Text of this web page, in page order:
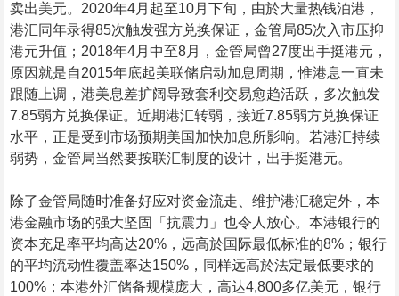
卖出美元。2020年4月起至10月下旬，由於大量热钱泊港，
港汇同年录得85次触发强方兑换保证，金管局85次入市压抑
港元升值；2018年4月中至8月，金管局曾27度出手挺港元，
原因就是自2015年底起美联储启动加息周期，惟港息一直未
跟随上调，港美息差扩阔导致套利交易愈趋活跃，多次触发
7.85弱方兑换保证。近期港汇转弱，接近7.85弱方兑换保证
水平，正是受到市场预期美国加快加息所影响。若港汇持续
弱势，金管局当然要按联汇制度的设计，出手挺港元。
除了金管局随时准备好应对资金流走、维护港汇稳定外，本
港金融市场的强大坚固「抗震力」也令人放心。本港银行的
资本充足率平均高达20%，远高於国际最低标准的8%；银行
的平均流动性覆盖率达150%，同样远高於法定最低要求的
100%；本港外汇储备规模庞大，高达4,800多亿美元，银行